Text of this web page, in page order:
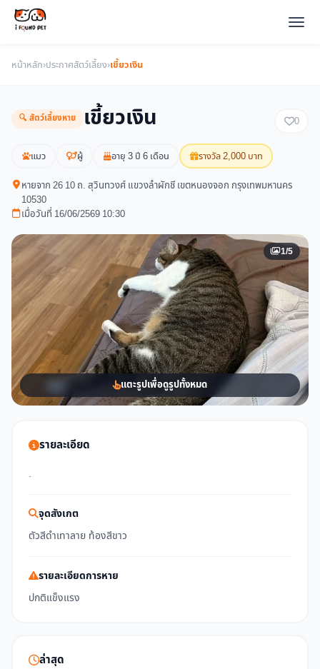
หน้าหลัก›ประกาศสัตว์เลี้ยง›เขี้ยวเงิน
🔍 สัตว์เลี้ยงหาย เขี้ยวเงิน 0
แมว ผู้ อายุ 3 ปี 6 เดือน รางวัล 2,000 บาท
หายจาก 26 10 ถ. สุวินทวงศ์ แขวงลำผักชี เขตหนองจอก กรุงเทพมหานคร
10530
เมื่อวันที่ 16/06/2569 10:30
1/5
แตะรูปเพื่อดูรูปทั้งหมด
รายละเอียด
.
จุดสังเกต
ตัวสีดำเทาลาย ท้องสีขาว
รายละเอียดการหาย
ปกติแข็งแรง
ล่าสุด